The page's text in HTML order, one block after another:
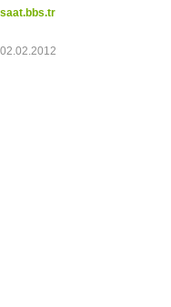
saat.bbs.tr
02.02.2012